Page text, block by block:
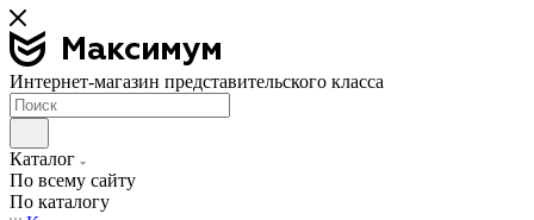
Интернет-магазин представительского класса
Каталог
По всему сайту
По каталогу